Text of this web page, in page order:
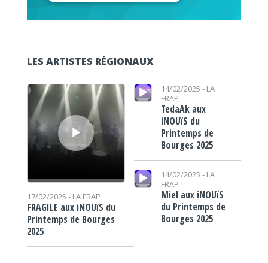
LES ARTISTES RÉGIONAUX
Lecteur audio
17/02/2025 - LA FRAP
FRAGILE aux iNOUïS du
Printemps de Bourges
2025
Lecteur audio 14/02/2025 - LA
FRAP
TedaAk aux
iNOUïS du
Printemps de
Bourges 2025
Lecteur audio
14/02/2025 - LA
FRAP
Miel aux iNOUïS
du Printemps de
Bourges 2025